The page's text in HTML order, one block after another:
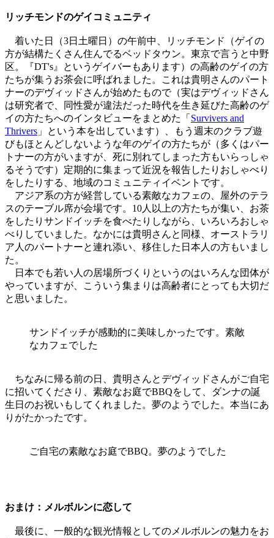
リッチモンドのゲイコミュニティ
着いた日（3日土曜日）の午前中、リッチモンド（ゲイの
方が結構たくさん住んでるベッドタウン。東京で言うと中野
区。『DT's』というゲイバーもあります）の高齢のゲイの方
たちが集うお茶会に呼ばれました。これは貴明さんのパート
ナーのデヴィッドさんが始めたもので（実はデヴィッドさん
は研究者で、同性愛が違法だった時代を生き延びた高齢のゲ
イの方たちへのインタビューをまとめた「 Survivers and
Thrivers 」という本を出しています）、もう週末のクラブ遊
びもほとんどしないような年のゲイの方たちが（多くはパー
トナーの方がいますが、死に別れてしまった方もいらっしゃ
るそうです）定期的に集まって近況を報告したりおしゃべり
をしたりする、地域のコミュニティイベントです。
アジア系の方が経営している素敵なカフェの、屋外のテラ
スのテーブル席が会場です。10人以上の方たちが集い、お茶
をしたりサンドイッチを食べたりしながら、いろいろおしゃ
べりしていました。なかには貴明さんと同様、オーストラリ
ア人のパートナーと連れ添い、移住した日本人の方もいまし
た。
日本でも若い人の居場所づくりというのはいろんな団体が
やっていますが、こういう集まりは高齢者にとっても大切だ
と思いました。
サンドイッチが感動的に美味しかったです。素敵
なカフェでした
ちなみに帰る前の日、貴明さんとデヴィッドさんがご自宅
に招いてくださり、素敵なお庭でBBQをして、ダンナの誕
生日のお祝いもしてくれました。夢のようでした。本当にあ
りがたかったです。
ご自宅の素敵なお庭でBBQ。夢のようでした
おまけ：メルボルンに恋して
最後に、一般的な観光情報としてのメルボルンの魅力をお